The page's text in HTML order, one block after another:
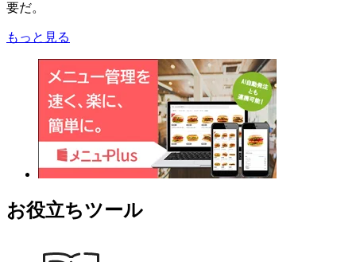
要だ。
もっと見る
お役立ちツール